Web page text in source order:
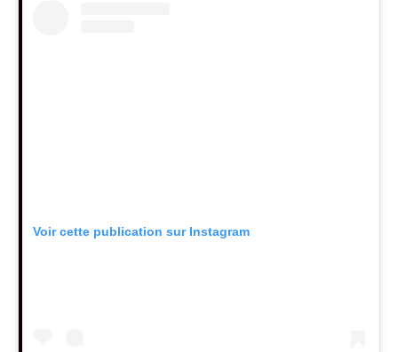
Voir cette publication sur Instagram